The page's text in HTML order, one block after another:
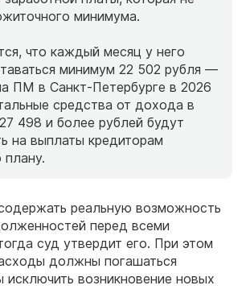
минимума.
что каждый месяц у него
минимум 22 502 рубля —
ПМ в Санкт-Петербурге в 2026
средства от дохода в
498 и более рублей будут
на выплаты кредиторам
плану.
реальную возможность
перед всеми
суд утвердит его. При этом
должны погашаться
исключить возникновение новых